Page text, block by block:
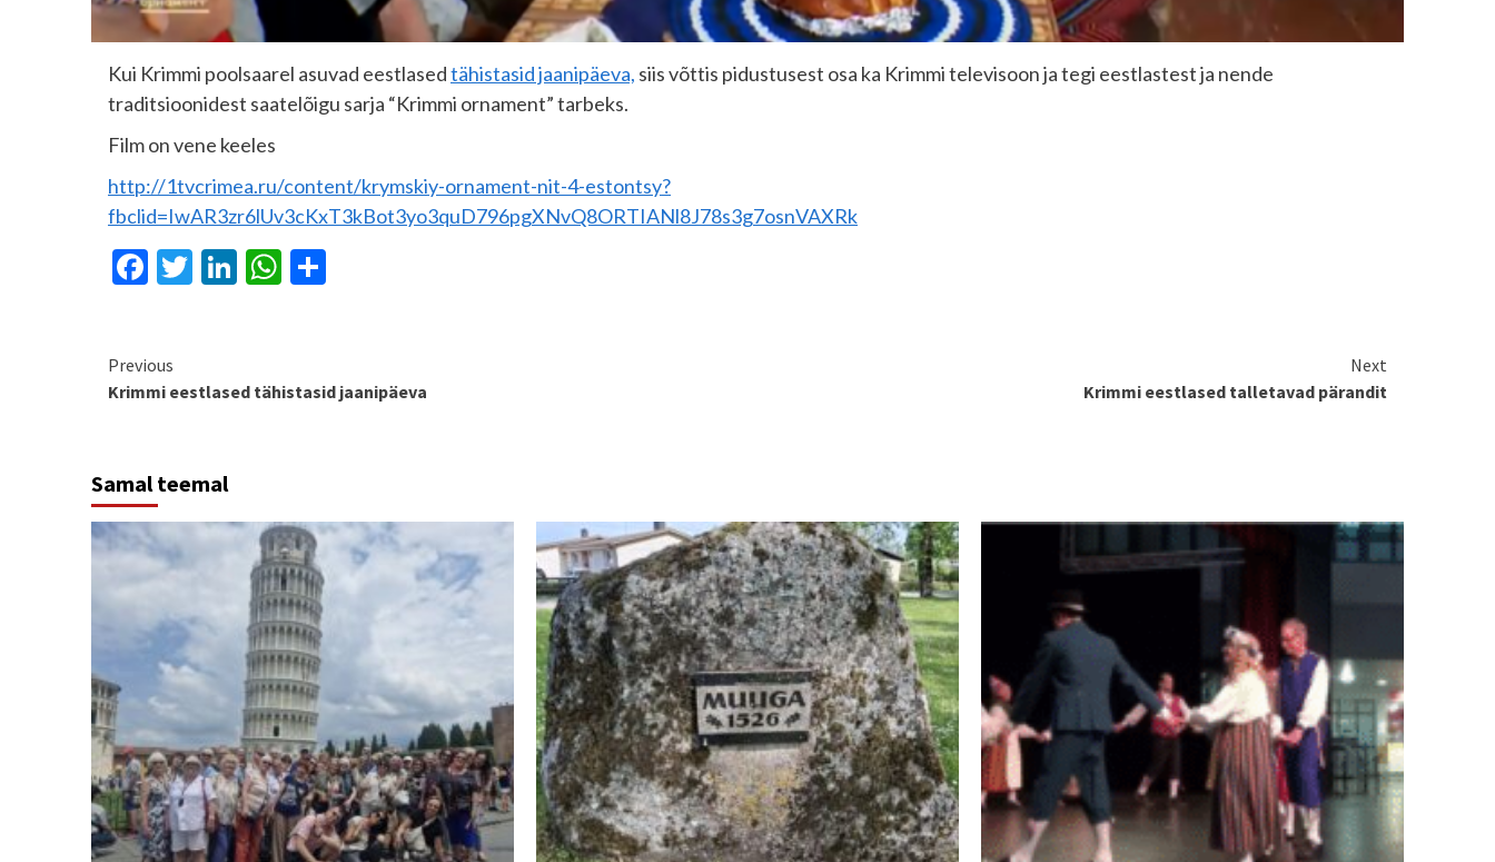
Kui Krimmi poolsaarel asuvad eestlasedtähistasid jaanipäeva, siis võttis pidustusest osa ka Krimmi televisoon ja tegi eestlastest ja nende
traditsioonidest saatelõigu sarja “Krimmi ornament” tarbeks.
Film on vene keeles
http://1tvcrimea.ru/content/krymskiy-ornament-nit-4-estontsy?
fbclid=IwAR3zr6lUv3cKxT3kBot3yo3quD796pgXNvQ8ORTIANl8J78s3g7osnVAXRk
Facebook
Twitter
LinkedIn
WhatsApp
Continue
Reading
Previous
Krimmi eestlased tähistasid jaanipäeva
Next
Krimmi eestlased talletavad pärandit
Samal teemal